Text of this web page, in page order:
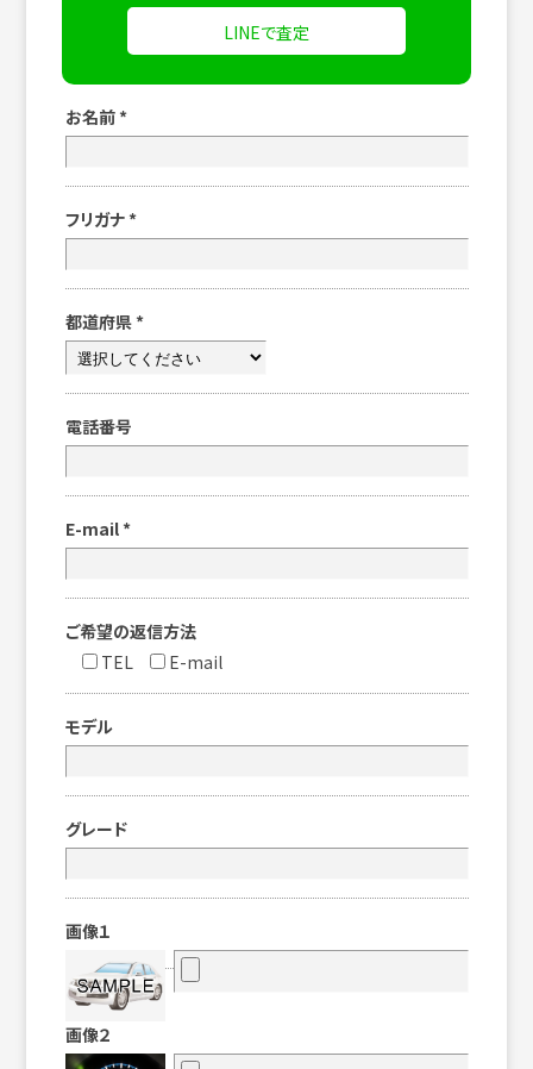
LINEで査定
お名前 *
フリガナ *
都道府県 *
電話番号
E-mail *
ご希望の返信方法
TEL
E-mail
モデル
グレード
画像１
画像２